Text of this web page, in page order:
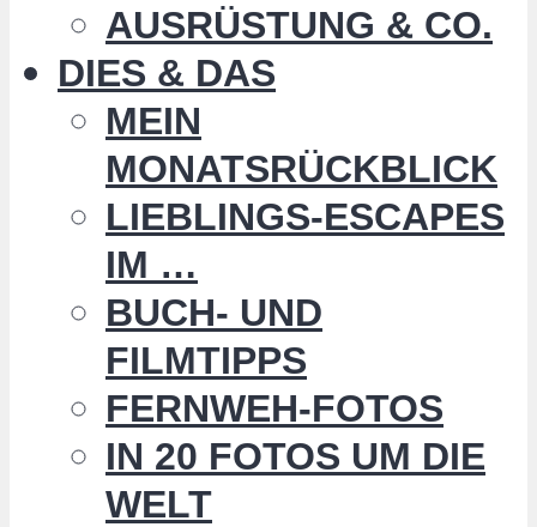
AUSRÜSTUNG & CO.
DIES & DAS
MEIN
MONATSRÜCKBLICK
LIEBLINGS-ESCAPES
IM …
BUCH- UND
FILMTIPPS
FERNWEH-FOTOS
IN 20 FOTOS UM DIE
WELT